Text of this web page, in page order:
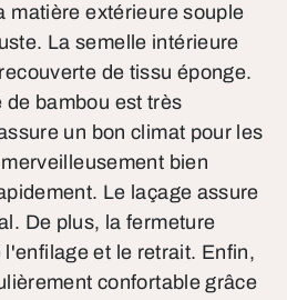
matière extérieure souple
La semelle intérieure
de tissu éponge.
de bambou est très
un bon climat pour les
bien
Le laçage assure
De plus, la fermeture
et le retrait. Enfin,
confortable grâce